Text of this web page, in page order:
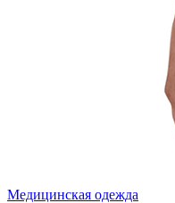
Медицинская одежда